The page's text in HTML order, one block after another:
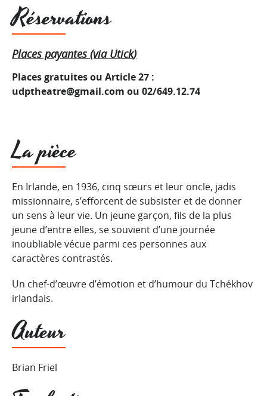
Réservations
Places payantes (via Utick)
Places gratuites ou Article 27 :
udptheatre@gmail.com ou 02/649.12.74
La pièce
En Irlande, en 1936, cinq sœurs et leur oncle, jadis
missionnaire, s’efforcent de subsister et de donner
un sens à leur vie. Un jeune garçon, fils de la plus
jeune d’entre elles, se souvient d’une journée
inoubliable vécue parmi ces personnes aux
caractères contrastés.
Un chef-d’œuvre d’émotion et d’humour du Tchékhov
irlandais.
Auteur
Brian Friel